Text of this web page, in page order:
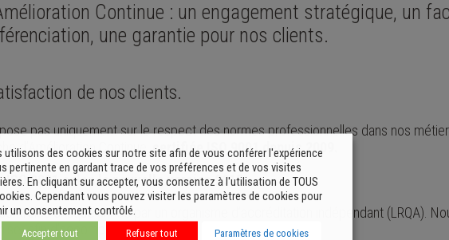
Continue : un engagement stratégique, un
une garantie pour nos clients.
de nos clients.
pas uniquement sur le respect des normes professionnelles dans nos
d’Amélioration Continue,certifiée ISO 9001 depuis 2009.
ISO 9001 selon la nouvelle version 2015.
chaque année par un organisme d’accréditation indépendant (LRQA).
afin d’accompagner nos clients dans leur entreprise.
utilisons des cookies sur notre site afin de vous conférer l'expérience
pertinente en gardant trace de vos préférences et de vos visites
En cliquant sur accepter, vous consentez à l'utilisation de TOUS
Cependant vous pouvez visiter les paramètres de cookies pour
un consentement contrôlé.
Accepter tout Refuser tout Paramètres de cookies